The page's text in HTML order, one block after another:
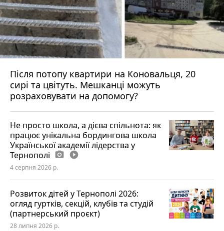
Після потопу квартири на Коновальця, 20
сирі та цвітуть. Мешканці можуть
розраховувати на допомогу?
Не просто школа, а дієва спільнота: як
працює унікальна бордингова школа
Української академії лідерства у
Тернополі photo_camera play_circle_filled
4 серпня 2026 р.
Розвиток дітей у Тернополі 2026:
огляд гуртків, секцій, клубів та студій
(партнерський проєкт)
28 липня 2026 р.